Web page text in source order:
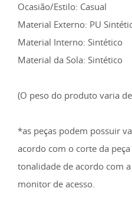
Ocasião/Estilo: Casual
Material Externo: PU
Material Interno: Sintético
Material da Sola: Sintético
(O peso do produto varia
*as peças podem possuir
acordo com o corte da
tonalidade de acordo com
monitor de acesso.